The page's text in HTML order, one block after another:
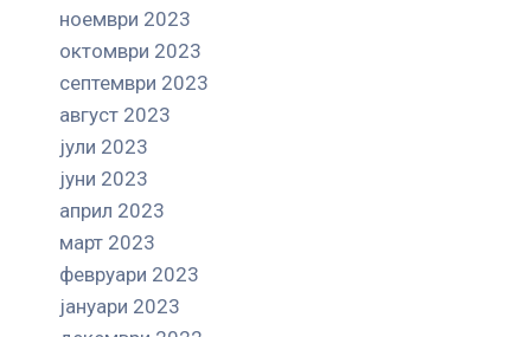
ноември 2023
октомври 2023
септември 2023
август 2023
јули 2023
јуни 2023
април 2023
март 2023
февруари 2023
јануари 2023